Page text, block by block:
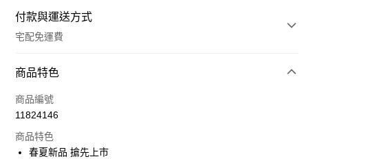
付款與運送方式
宅配免運費
付款方式
信用卡一次付款
3 期 0 利率 每期
商品特色
商品編號
11824146
商品特色
春夏新品 搶先上市